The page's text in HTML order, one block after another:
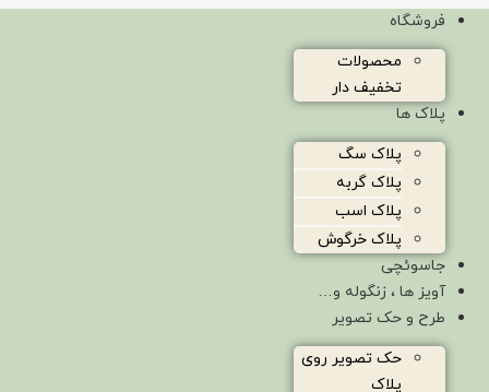
فروشگاه
محصولات
تخفیف دار
پلاک ها
پلاک سگ
پلاک گربه
پلاک اسب
پلاک خرگوش
جاسوئچی
آویز ها ، زنگوله و…
طرح و حک تصویر
حک تصویر روی
پلاک